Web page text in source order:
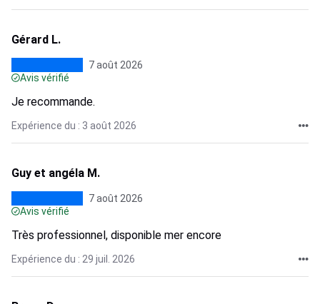
Gérard L.
7 août 2026
Avis vérifié
Je recommande.
Expérience du : 3 août 2026
Guy et angéla M.
7 août 2026
Avis vérifié
Très professionnel, disponible mer encore
Expérience du : 29 juil. 2026